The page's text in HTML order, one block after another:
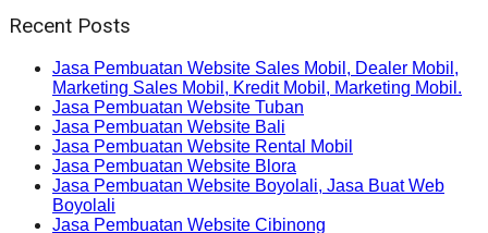
Recent Posts
Jasa Pembuatan Website Sales Mobil, Dealer Mobil,
Marketing Sales Mobil, Kredit Mobil, Marketing Mobil.
Jasa Pembuatan Website Tuban
Jasa Pembuatan Website Bali
Jasa Pembuatan Website Rental Mobil
Jasa Pembuatan Website Blora
Jasa Pembuatan Website Boyolali, Jasa Buat Web
Boyolali
Jasa Pembuatan Website Cibinong